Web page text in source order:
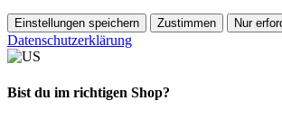
Einstellungen speichern Zustimmen Nur
Datenschutzerklärung
Bist du im richtigen Shop?